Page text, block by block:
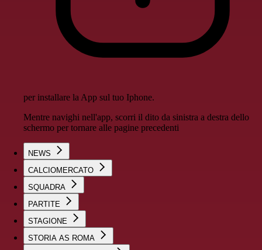
per installare la App sul tuo Iphone.
Mentre navighi nell'app, scorri il dito da sinistra a destra dello
schermo per tornare alle pagine precedenti
NEWS
CALCIOMERCATO
SQUADRA
PARTITE
STAGIONE
STORIA AS ROMA